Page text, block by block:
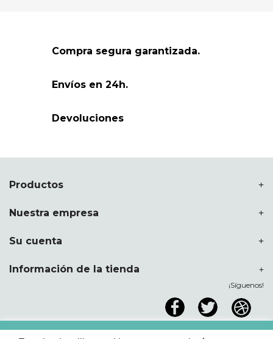
Compra segura garantizada.
Envíos en 24h.
Devoluciones
Productos
Nuestra empresa
Su cuenta
Información de la tienda
¡Síguenos!